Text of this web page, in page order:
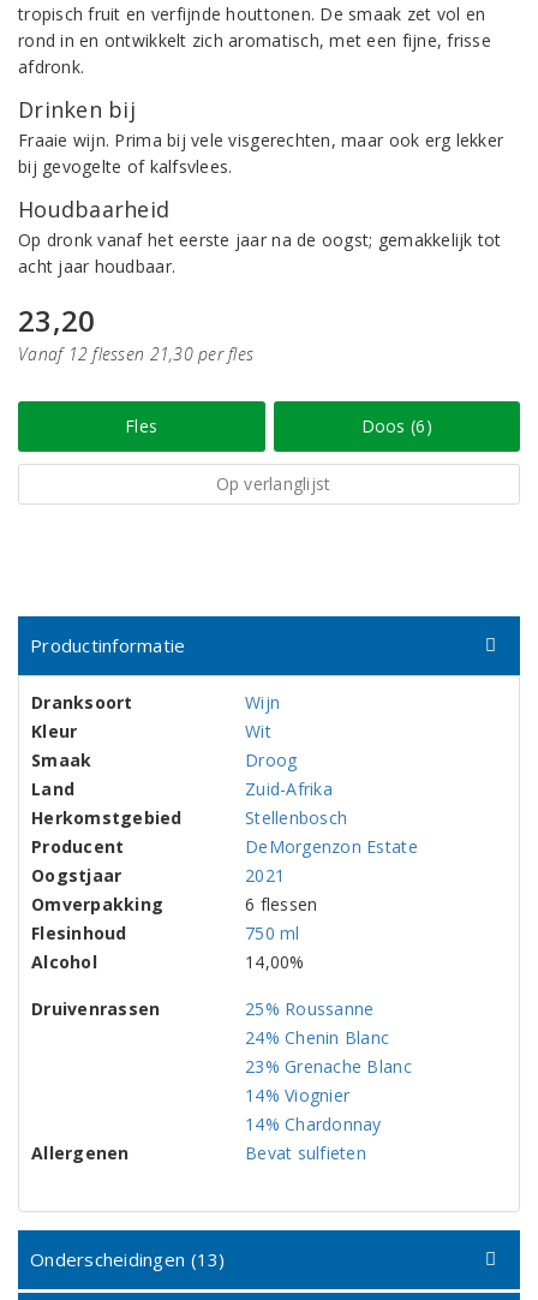
tropisch fruit en verfijnde houttonen. De smaak zet vol en
rond in en ontwikkelt zich aromatisch, met een fijne, frisse
afdronk.
Drinken bij
Fraaie wijn. Prima bij vele visgerechten, maar ook erg lekker
bij gevogelte of kalfsvlees.
Houdbaarheid
Op dronk vanaf het eerste jaar na de oogst; gemakkelijk tot
acht jaar houdbaar.
23,20
Vanaf 12 flessen 21,30 per fles
Fles Doos (6)
Op verlanglijst
Productinformatie
Dranksoort
Wijn
Kleur
Wit
Smaak
Droog
Land
Zuid-Afrika
Herkomstgebied
Stellenbosch
Producent
DeMorgenzon Estate
Oogstjaar
2021
Omverpakking
6 flessen
Flesinhoud
750 ml
Alcohol
14,00%
Druivenrassen
25% Roussanne
24% Chenin Blanc
23% Grenache Blanc
14% Viognier
14% Chardonnay
Allergenen
Bevat sulfieten
Onderscheidingen (13)